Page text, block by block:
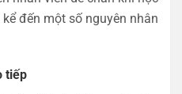
đến một số nguyên nhân
tiếp